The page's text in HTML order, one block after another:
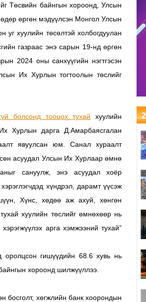
Төсвийн байнгын хороонд, Улсын
өргөн мэдүүлсэн Монгол Улсын
хуулийн төсөлтэй холбогдуулан
газраас энэ сарын 19-нд өргөн
2024 оны санхүүгийн нэгтгэсэн
Их Хурлын тогтоолын төслийг
болсонд тооцох тухай хуулийн
Хурлын дарга Д.Амарбаясгалан
явуулсан юм. Санал хураалт
асуудал Улсын Их Хурлаар өмнө
сануулж, энэ асуудал хоёр
хүндрэл, дарамт үүсэж
Хүнс, хөдөө аж ахуй, хөнгөн
хуулийн төслийг өмнөхөөр нь
арга хэмжээний тухай”
оролцсон гишүүдийн 68.6 хувь нь
хороонд шилжүүллээ.
босголт, хөгжлийн банк хоорондын